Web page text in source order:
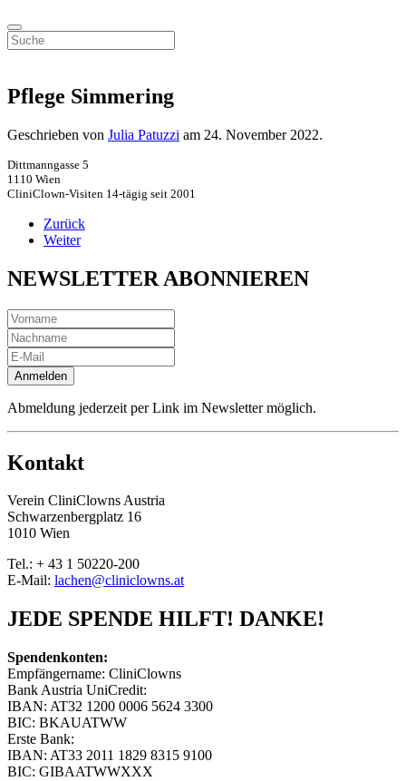
Pflege Simmering
Geschrieben von Julia Patuzzi am 24. November 2022.
Dittmanngasse 5
1110 Wien
CliniClown-Visiten 14-tägig seit 2001
Zurück
Weiter
NEWSLETTER ABONNIEREN
Anmelden
Abmeldung jederzeit per Link im Newsletter möglich.
Kontakt
Verein CliniClowns Austria
Schwarzenbergplatz 16
1010 Wien
Tel.: + 43 1 50220-200
E-Mail: lachen@cliniclowns.at
JEDE SPENDE HILFT! DANKE!
Spendenkonten:
Empfängername: CliniClowns
Bank Austria UniCredit:
IBAN: AT32 1200 0006 5624 3300
BIC: BKAUATWW
Erste Bank:
IBAN: AT33 2011 1829 8315 9100
BIC: GIBAATWWXXX